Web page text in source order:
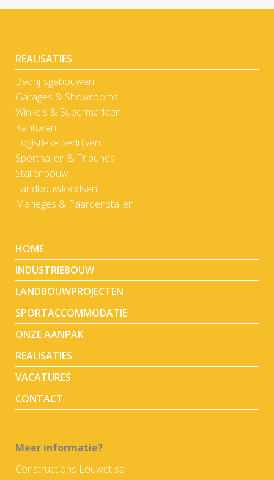
REALISATIES
Bedrijfsgebouwen
Garages & Showrooms
Winkels & Supermarkten
Kantoren
Logistieke bedrijven
Sporthallen & Tribunes
Stallenbouw
Landbouwloodsen
Maneges & Paardenstallen
HOME
INDUSTRIEBOUW
LANDBOUWPROJECTEN
SPORTACCOMMODATIE
ONZE AANPAK
REALISATIES
VACATURES
CONTACT
Meer informatie?
Constructions Louwet sa